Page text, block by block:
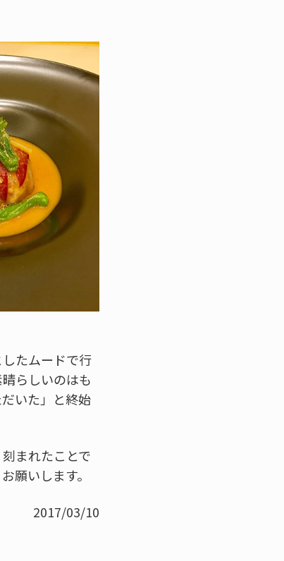
たムードで行
らしいのはも
いた」と終始
まれたことで
願いします。
2017/03/10